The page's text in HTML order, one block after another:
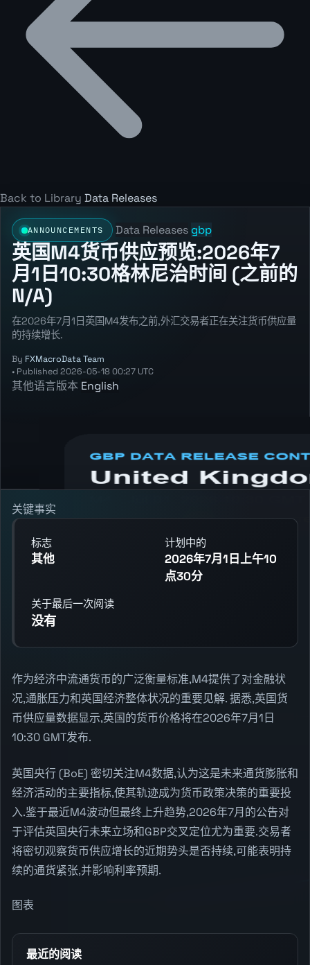
Back to Library Data Releases
ANNOUNCEMENTS Data Releases gbp
英国M4货币供应预览:2026年7
月1日10:30格林尼治时间 (之前的
N/A)
在2026年7月1日英国M4发布之前,外汇交易者正在关注货币供应量
的持续增长.
By FXMacroData Team
• Published 2026-05-18 00:27 UTC
其他语言版本 English
关键事实
标志
其他
计划中的
2026年7月1日上午10
点30分
关于最后一次阅读
没有
作为经济中流通货币的广泛衡量标准,M4提供了对金融状
况,通胀压力和英国经济整体状况的重要见解. 据悉,英国货
币供应量数据显示,英国的货币价格将在2026年7月1日
10:30 GMT发布.
英国央行 (BoE) 密切关注M4数据,认为这是未来通货膨胀和
经济活动的主要指标,使其轨迹成为货币政策决策的重要投
入.鉴于最近M4波动但最终上升趋势,2026年7月的公告对
于评估英国央行未来立场和GBP交叉定位尤为重要.交易者
将密切观察货币供应增长的近期势头是否持续,可能表明持
续的通货紧张,并影响利率预期.
图表
最近的阅读